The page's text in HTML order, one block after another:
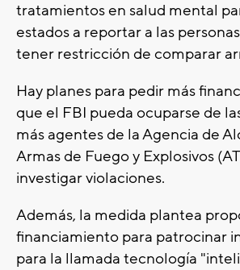
tratamientos en salud mental
estados a reportar a las
tener restricción de comparar
Hay planes para pedir más
que el FBI pueda ocuparse de
más agentes de la Agencia de
Armas de Fuego y Explosivos
investigar violaciones.
Además, la medida plantea
financiamiento para patrocinar
para la llamada tecnología